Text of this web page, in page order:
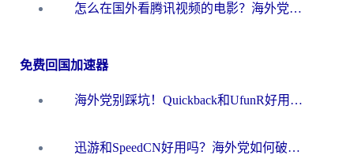
怎么在国外看腾讯视频的电影？海外党亲测有效的回国加速指南
免费回国加速器
海外党别踩坑！Quickback和UfunR好用吗？选对回国加速器才能无缝刷国内资源
迅游和SpeedCN好用吗？海外党如何破解那道看不见的墙